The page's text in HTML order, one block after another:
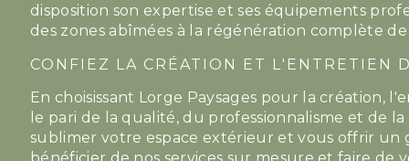
disposition son expertise et ses équipements
des zones abîmées à la régénération complète
CONFIEZ LA CRÉATION ET L'ENTRETIEN
En choisissant Lorge Paysages pour la création,
le pari de la qualité, du professionnalisme et
sublimer votre espace extérieur et vous offrir un